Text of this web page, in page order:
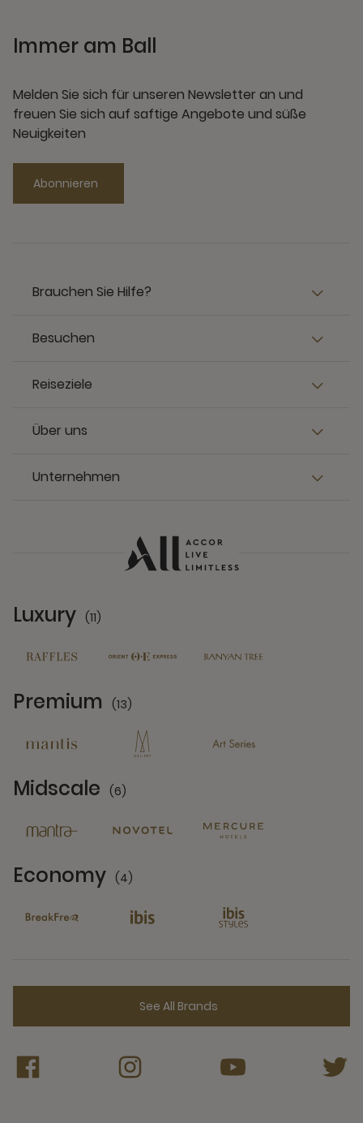
Immer am Ball
Melden Sie sich für unseren Newsletter an und
freuen Sie sich auf saftige Angebote und süße
Neuigkeiten
Abonnieren
Brauchen Sie Hilfe?
Besuchen
Reiseziele
Über uns
Unternehmen
Luxury (11)
Premium (13)
Midscale (6)
Economy (4)
See All Brands